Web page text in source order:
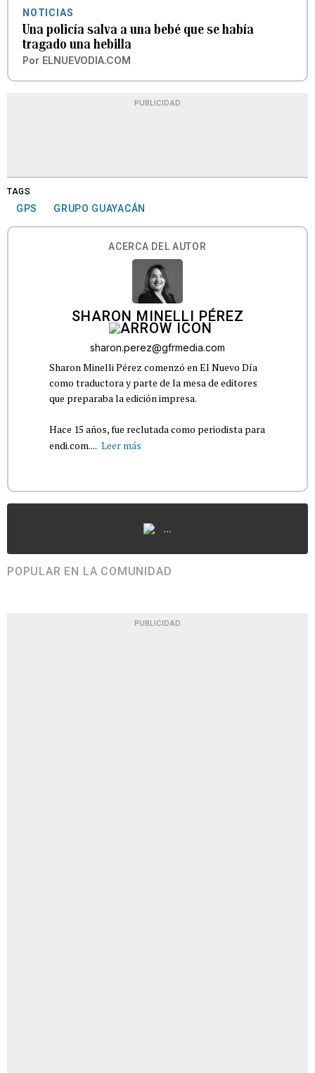
NOTICIAS
Una policía salva a una bebé que se había
tragado una hebilla
Por ELNUEVODIA.COM
PUBLICIDAD
TAGS
GPS GRUPO GUAYACÁN
ACERCA DEL AUTOR
SHARON MINELLI PÉREZ
sharon.perez@gfrmedia.com
Sharon Minelli Pérez comenzó en El Nuevo Día
como traductora y parte de la mesa de editores
que preparaba la edición impresa.
Hace 15 años, fue reclutada como periodista para
endi.com.... Leer más
...
POPULAR EN LA COMUNIDAD
PUBLICIDAD